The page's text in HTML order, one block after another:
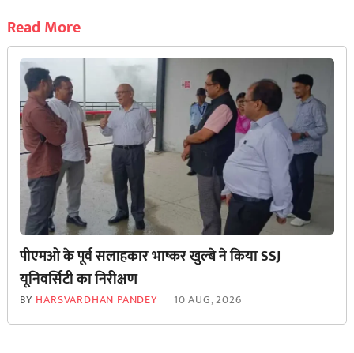
Read More
पीएमओ के पूर्व सलाहकार भाष्कर खुल्बे ने किया SSJ
यूनिवर्सिटी का निरीक्षण
BY HARSVARDHAN PANDEY 10 AUG, 2026